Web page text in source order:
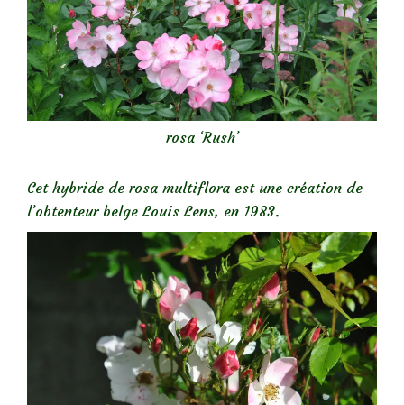
rosa ‘Rush’
Cet hybride de rosa multiflora est une création de
l’obtenteur belge Louis Lens, en 1983.